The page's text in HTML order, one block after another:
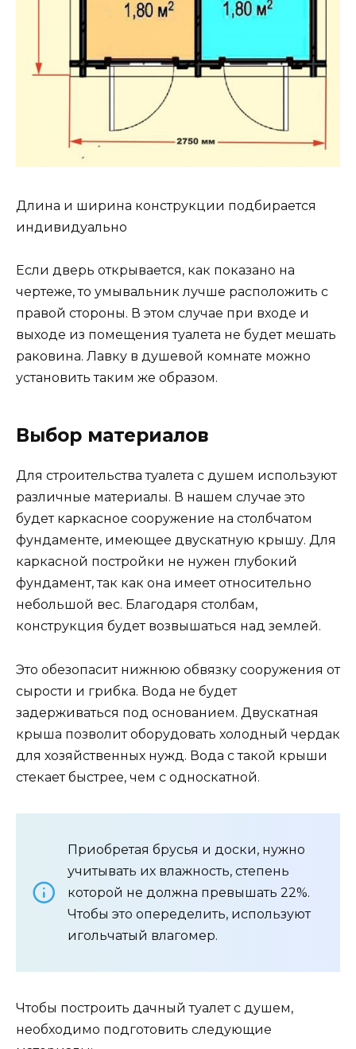
Длина и ширина конструкции подбирается
индивидуально
Если дверь открывается, как показано на
чертеже, то умывальник лучше расположить с
правой стороны. В этом случае при входе и
выходе из помещения туалета не будет мешать
раковина. Лавку в душевой комнате можно
установить таким же образом.
Выбор материалов
Для строительства туалета с душем используют
различные материалы. В нашем случае это
будет каркасное сооружение на столбчатом
фундаменте, имеющее двускатную крышу. Для
каркасной постройки не нужен глубокий
фундамент, так как она имеет относительно
небольшой вес. Благодаря столбам,
конструкция будет возвышаться над землей.
Это обезопасит нижнюю обвязку сооружения от
сырости и грибка. Вода не будет
задерживаться под основанием. Двускатная
крыша позволит оборудовать холодный чердак
для хозяйственных нужд. Вода с такой крыши
стекает быстрее, чем с односкатной.
Приобретая брусья и доски, нужно
учитывать их влажность, степень
которой не должна превышать 22%.
Чтобы это опеределить, используют
игольчатый влагомер.
Чтобы построить дачный туалет с душем,
необходимо подготовить следующие